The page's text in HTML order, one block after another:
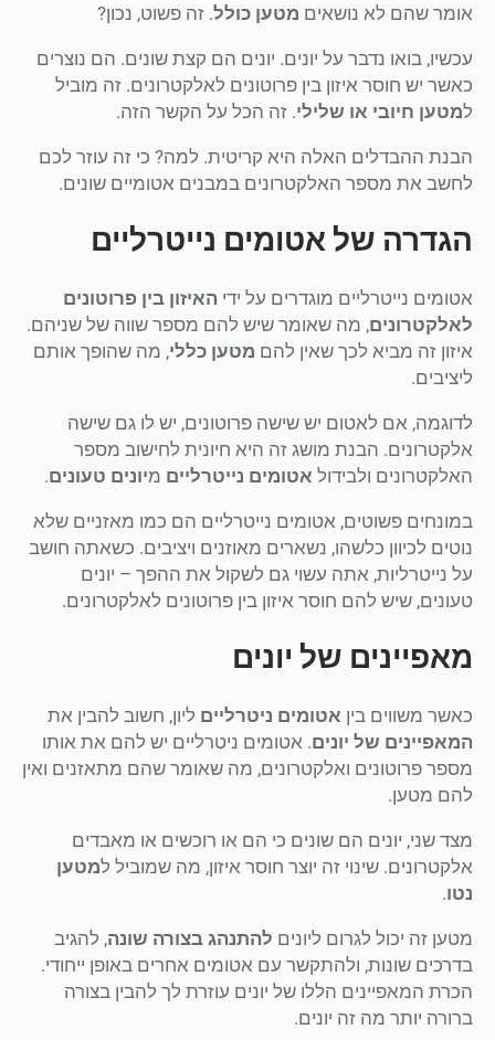
אומר שהם לא נושאים מטען כולל. זה פשוט, נכון?
עכשיו, בואו נדבר על יונים. יונים הם קצת שונים. הם נוצרים
כאשר יש חוסר איזון בין פרוטונים לאלקטרונים. זה מוביל
למטען חיובי או שלילי. זה הכל על הקשר הזה.
הבנת ההבדלים האלה היא קריטית. למה? כי זה עוזר לכם
לחשב את מספר האלקטרונים במבנים אטומיים שונים.
הגדרה של אטומים נייטרליים
אטומים נייטרליים מוגדרים על ידי האיזון בין פרוטונים
לאלקטרונים, מה שאומר שיש להם מספר שווה של שניהם.
איזון זה מביא לכך שאין להם מטען כללי, מה שהופך אותם
ליציבים.
לדוגמה, אם לאטום יש שישה פרוטונים, יש לו גם שישה
אלקטרונים. הבנת מושג זה היא חיונית לחישוב מספר
האלקטרונים ולבידול אטומים נייטרליים מיונים טעונים.
במונחים פשוטים, אטומים נייטרליים הם כמו מאזניים שלא
נוטים לכיוון כלשהו, נשארים מאוזנים ויציבים. כשאתה חושב
על נייטרליות, אתה עשוי גם לשקול את ההפך – יונים
טעונים, שיש להם חוסר איזון בין פרוטונים לאלקטרונים.
מאפיינים של יונים
כאשר משווים בין אטומים ניטרליים ליון, חשוב להבין את
המאפיינים של יונים. אטומים ניטרליים יש להם את אותו
מספר פרוטונים ואלקטרונים, מה שאומר שהם מתאזנים ואין
להם מטען.
מצד שני, יונים הם שונים כי הם או רוכשים או מאבדים
אלקטרונים. שינוי זה יוצר חוסר איזון, מה שמוביל למטען
נטו.
מטען זה יכול לגרום ליונים להתנהג בצורה שונה, להגיב
בדרכים שונות, ולהתקשר עם אטומים אחרים באופן ייחודי.
הכרת המאפיינים הללו של יונים עוזרת לך להבין בצורה
ברורה יותר מה זה יונים.